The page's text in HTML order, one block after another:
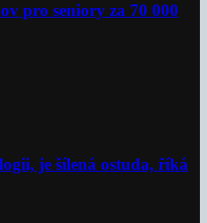
pro seniory za 70 000
je šílená ostuda, říká